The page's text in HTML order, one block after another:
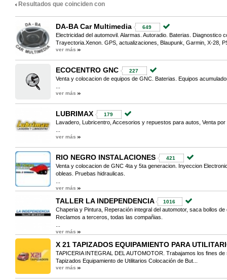
Resultados que coinciden con
DA-BA Car Multimedia 649
Electricidad del automovil. Alarmas. Autoradio. Baterias. Diagnostico
Trayectoria.Xenon. GPS, actualizaciones, Blaupunk, Garmin, X-28,
ver más
ECOCENTRO GNC 227
Venta y colocacion de equipos de GNC. Baterias. Equipos
ver más
LUBRIMAX 179
Lavadero, Lubricentro, Accesorios y repuestos para autos, Venta
ver más
RIO NEGRO INSTALACIONES 421
Venta y colocacion de GNC 4ta y 5ta generacion. Inyeccion
obleas. Pruebas hidraulicas.
ver más
TALLER LA INDEPENDENCIA 1016
Chaperia y Pintura, Reperación integral del automotor, saca bollos
Reclamos a terceros, todas las compañias.
ver más
X 21 TAPIZADOS EQUIPAMIENTO PARA
TAPICERIA INTEGRAL DEL AUTOMOTOR. Trabajamos los fines
Tapizados Equipamiento de Utilitarios Colocación de But...
ver más